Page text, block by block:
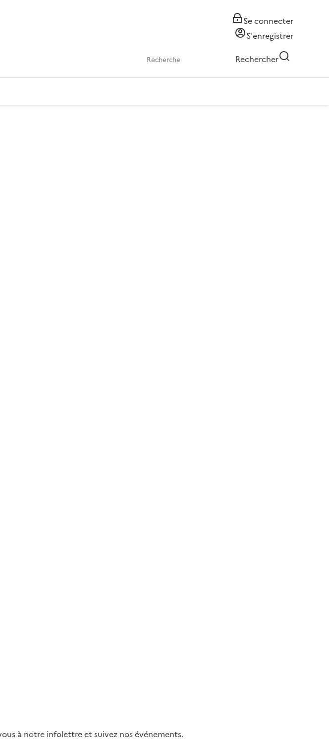
Se connecter
S'enregistrer
Rechercher
à notre infolettre et suivez nos événements.